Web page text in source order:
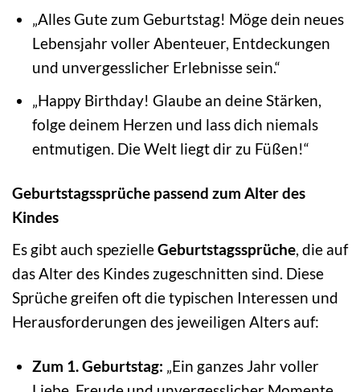
„Alles Gute zum Geburtstag! Möge dein neues
Lebensjahr voller Abenteuer, Entdeckungen
und unvergesslicher Erlebnisse sein.“
„Happy Birthday! Glaube an deine Stärken,
folge deinem Herzen und lass dich niemals
entmutigen. Die Welt liegt dir zu Füßen!“
Geburtstagssprüche passend zum Alter des
Kindes
Es gibt auch spezielleGeburtstagssprüche, die auf
das Alter des Kindes zugeschnitten sind. Diese
Sprüche greifen oft die typischen Interessen und
Herausforderungen des jeweiligen Alters auf:
Zum 1. Geburtstag: „Ein ganzes Jahr voller